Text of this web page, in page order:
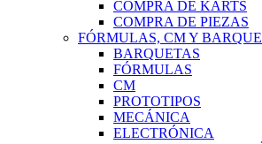
COMPRA DE KARTS
COMPRA DE PIEZAS
FÓRMULAS, CM Y
BARQUETAS
FÓRMULAS
CM
PROTOTIPOS
MECÁNICA
ELECTRÓNICA